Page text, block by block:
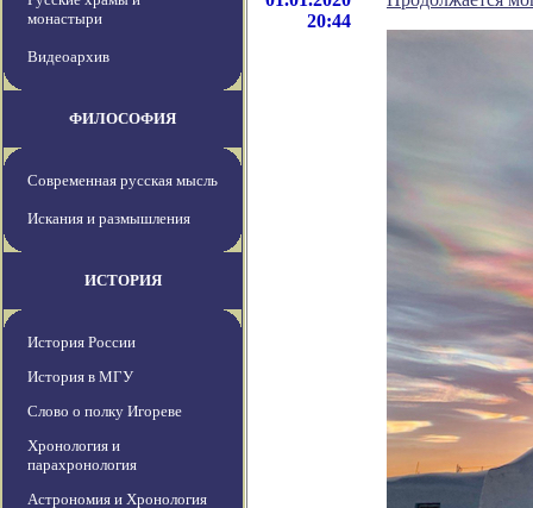
монастыри
Видеоархив
ФИЛОСОФИЯ
Современная русская мысль
Искания и размышления
ИСТОРИЯ
История России
История в МГУ
Слово о полку Игореве
Хронология и
парахронология
Астрономия и Хронология
20:44